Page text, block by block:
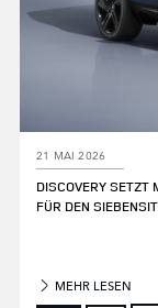
21 MAI 2026
DISCOVERY SETZT
FÜR DEN
MEHR LESEN